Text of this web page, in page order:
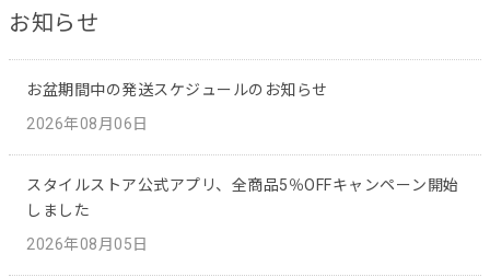
お知らせ
お盆期間中の発送スケジュールのお知らせ
2026年08月06日
スタイルストア公式アプリ、全商品5％OFFキャンペーン開始
しました
2026年08月05日